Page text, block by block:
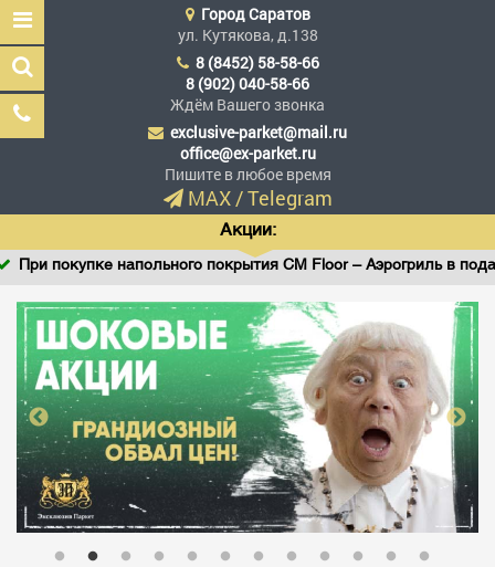
Эксклюзив Паркет
Мы сделали эксклюзив
доступным
ГЛАВНАЯ
АССОРТИМЕНТ
В НАЛИЧИИ
ГородСаратов
ул. Кутякова, д.138
8 (8452) 58-58-66
8 (902) 040-58-66
Ждём Вашего звонка
exclusive-parket@mail.ru
office@ex-parket.ru
Пишите в любое время
MAX/Telegram
Акции:
покупке напольного покрытия CM Floor – Аэрогриль в